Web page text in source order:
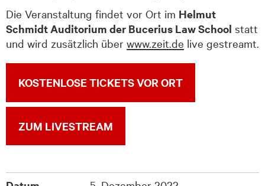
Die Veranstaltung findet vor Ort im Helmut
Schmidt Auditorium der Bucerius Law School statt
und wird zusätzlich über www.zeit.de live gestreamt.
KOSTENLOSE TICKETS VOR ORT
ZUM LIVESTREAM